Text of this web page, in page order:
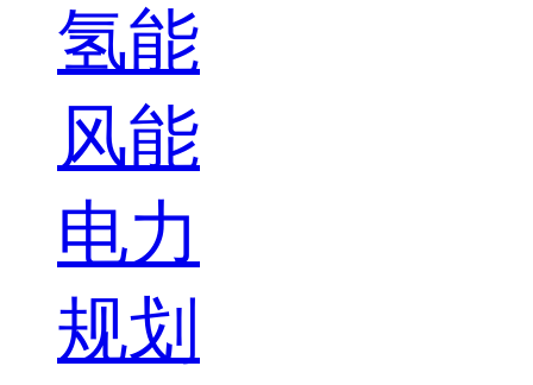
氢能
风能
电力
规划